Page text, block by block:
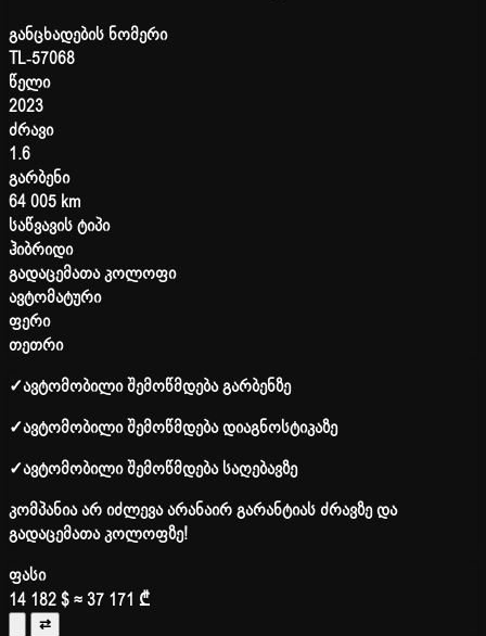
განცხადების ნომერი
TL-57068
წელი
2023
ძრავი
1.6
გარბენი
64 005 km
საწვავის ტიპი
ჰიბრიდი
გადაცემათა კოლოფი
ავტომატური
ფერი
თეთრი
✓ავტომობილი შემოწმდება გარბენზე
✓ავტომობილი შემოწმდება დიაგნოსტიკაზე
✓ავტომობილი შემოწმდება საღებავზე
კომპანია არ იძლევა არანაირ გარანტიას ძრავზე და
გადაცემათა კოლოფზე!
ფასი
14 182 $≈ 37 171 ₾
⇄